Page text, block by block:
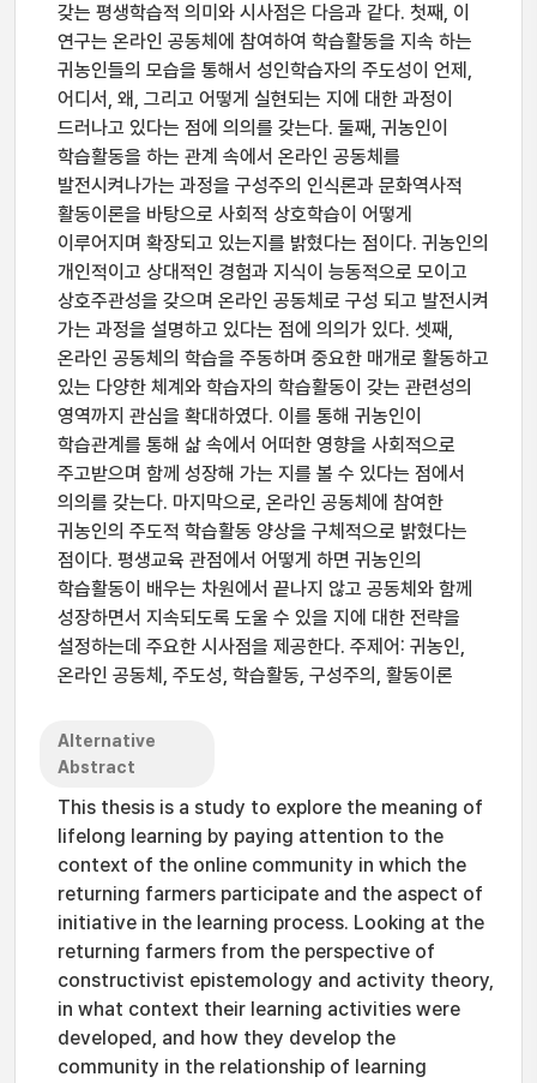
갖는 평생학습적 의미와 시사점은 다음과 같다. 첫째, 이
연구는 온라인 공동체에 참여하여 학습활동을 지속 하는
귀농인들의 모습을 통해서 성인학습자의 주도성이 언제,
어디서, 왜, 그리고 어떻게 실현되는 지에 대한 과정이
드러나고 있다는 점에 의의를 갖는다. 둘째, 귀농인이
학습활동을 하는 관계 속에서 온라인 공동체를
발전시켜나가는 과정을 구성주의 인식론과 문화역사적
활동이론을 바탕으로 사회적 상호학습이 어떻게
이루어지며 확장되고 있는지를 밝혔다는 점이다. 귀농인의
개인적이고 상대적인 경험과 지식이 능동적으로 모이고
상호주관성을 갖으며 온라인 공동체로 구성 되고 발전시켜
가는 과정을 설명하고 있다는 점에 의의가 있다. 셋째,
온라인 공동체의 학습을 주동하며 중요한 매개로 활동하고
있는 다양한 체계와 학습자의 학습활동이 갖는 관련성의
영역까지 관심을 확대하였다. 이를 통해 귀농인이
학습관계를 통해 삶 속에서 어떠한 영향을 사회적으로
주고받으며 함께 성장해 가는 지를 볼 수 있다는 점에서
의의를 갖는다. 마지막으로, 온라인 공동체에 참여한
귀농인의 주도적 학습활동 양상을 구체적으로 밝혔다는
점이다. 평생교육 관점에서 어떻게 하면 귀농인의
학습활동이 배우는 차원에서 끝나지 않고 공동체와 함께
성장하면서 지속되도록 도울 수 있을 지에 대한 전략을
설정하는데 주요한 시사점을 제공한다. 주제어: 귀농인,
온라인 공동체, 주도성, 학습활동, 구성주의, 활동이론
Alternative
Abstract
This thesis is a study to explore the meaning of
lifelong learning by paying attention to the
context of the online community in which the
returning farmers participate and the aspect of
initiative in the learning process. Looking at the
returning farmers from the perspective of
constructivist epistemology and activity theory,
in what context their learning activities were
developed, and how they develop the
community in the relationship of learning